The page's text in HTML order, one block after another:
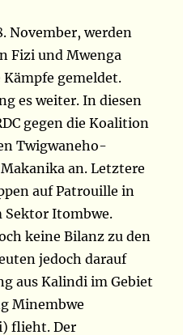
November, werden
Fizi und Mwenga
gemeldet.
es weiter. In diesen
gegen die Koalition
Twigwaneho-
an. Letztere
auf Patrouille in
Sektor Itombwe.
keine Bilanz zu den
jedoch darauf
aus Kalindi im Gebiet
Minembwe
flieht. Der